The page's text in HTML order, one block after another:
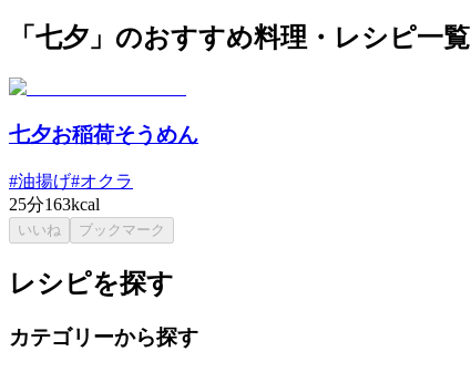
「七夕」のおすすめ料理・レシピ一覧
七夕お稲荷そうめん
#油揚げ#オクラ
25分163kcal
いいね ブックマーク
レシピを探す
カテゴリーから探す